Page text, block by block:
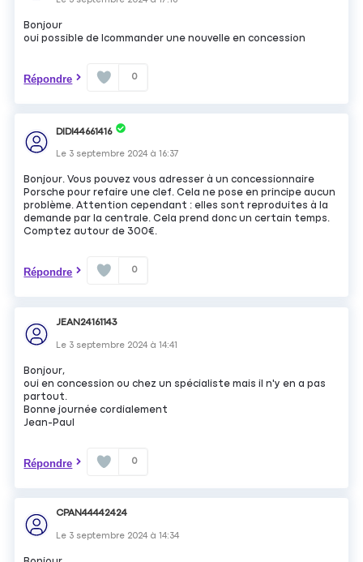
Bonjour
oui possible de lcommander une nouvelle en concession
Répondre 0
DIDI44661416
Le 3 septembre 2024 à16:37
Bonjour. Vous pouvez vous adresser à un concessionnaire
Porsche pour refaire une clef. Cela ne pose en principe aucun
problème. Attention cependant : elles sont reproduites à la
demande par la centrale. Cela prend donc un certain temps.
Comptez autour de 300€.
Répondre 0
JEAN24161143
Le 3 septembre 2024 à14:41
Bonjour,
oui en concession ou chez un spécialiste mais il n'y en a pas
partout.
Bonne journée cordialement
Jean-Paul
Répondre 0
CPAN44442424
Le 3 septembre 2024 à14:34